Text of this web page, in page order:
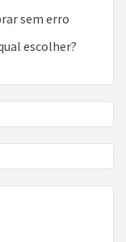
sem erro
escolher?